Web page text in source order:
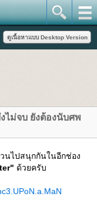
ไม่จบ ยังต้องนับศพ
นไปสนุกกันในอีกช่อง
ด้วยครับ